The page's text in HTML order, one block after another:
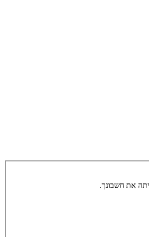
את חשבונך.